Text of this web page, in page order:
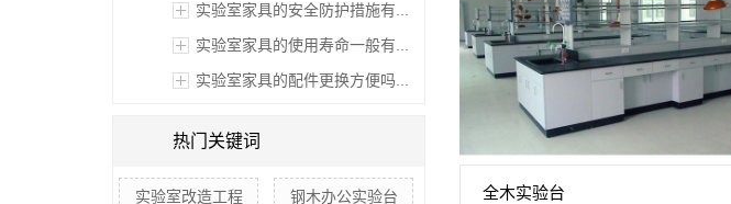
实验室家具的安全防护措施有...
实验室家具的使用寿命一般有...
实验室家具的配件更换方便吗...
热门关键词
实验室改造工程 钢木办公实验台 全木实验台